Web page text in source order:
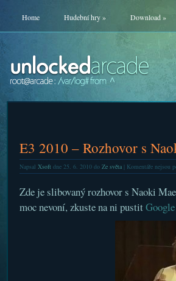
Home Hudební hry» Download»
E3 2010 – Rozhovor s
Napsal Xsoftdne 25. 6. 2010 do Ze světa| Komentáře nejsou
Zde je slibovaný rozhovor s Naoki
moc nevoní, zkuste na ni pustit